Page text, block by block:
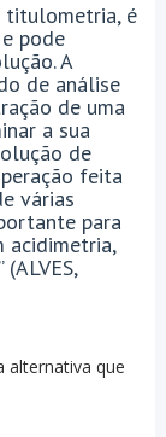
titulometria, é
pode
A
de análise
de uma
a sua
de
feita
várias
para
acidimetria,
alternativa que